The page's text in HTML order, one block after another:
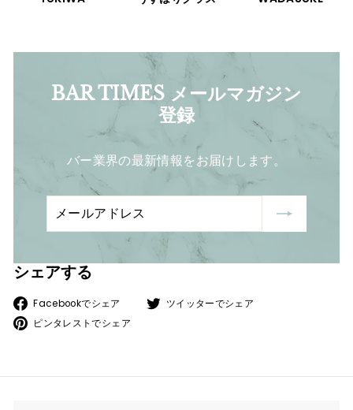
BAR TIMES メールマガジン
登録
バー業界の最新情報をお届けします。
ア
レ
ス
シェアする
Facebookでシェア
Facebook
ア
ツイッターでシェア
ー
ピンタレストでシェア
レ